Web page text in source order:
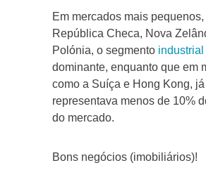
Em mercados mais pequenos,
República Checa, Nova
Polónia, o segmento industrial
dominante, enquanto que em
como a Suíça e Hong Kong, já
representava menos de 10%
do mercado.
Bons negócios (imobiliários)!